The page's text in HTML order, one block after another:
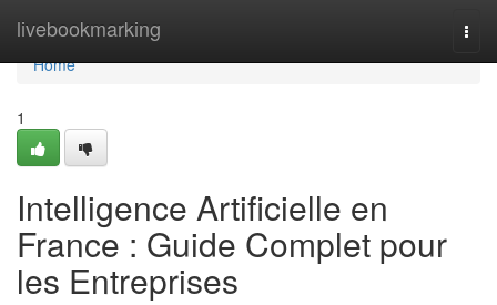
livebookmarking
Home
Home
1
Intelligence Artificielle en
France : Guide Complet pour
les Entreprises